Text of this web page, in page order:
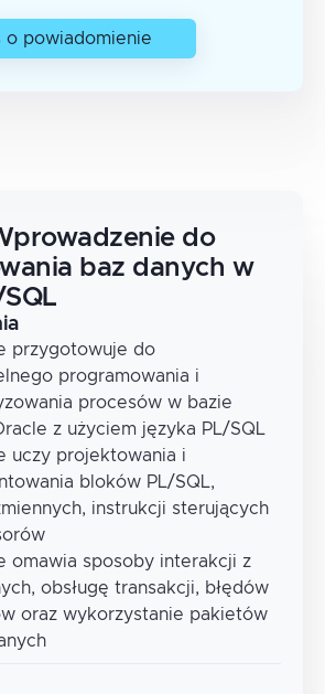
o powiadomienie
do
baz danych w
przygotowuje do
programowania i
procesów w bazie
z użyciem języka PL/SQL
uczy projektowania i
bloków PL/SQL,
instrukcji sterujących
omawia sposoby interakcji z
obsługę transakcji, błędów
oraz wykorzystanie pakietów